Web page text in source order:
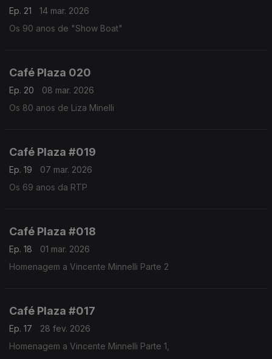
Ep. 21
14 mar. 2026
Os 90 anos de "Show Boat"
Café Plaza 020
Ep. 20
08 mar. 2026
Os 80 anos de Liza Minelli
Café Plaza #019
Ep. 19
07 mar. 2026
Os 69 anos da RTP
Café Plaza #018
Ep. 18
01 mar. 2026
Homenagem a Vincente Minnelli Parte 2
Café Plaza #017
Ep. 17
28 fev. 2026
Homenagem a Vincente Minnelli Parte 1,